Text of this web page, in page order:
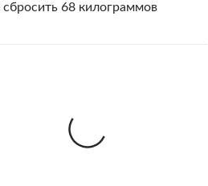
68 килограммов